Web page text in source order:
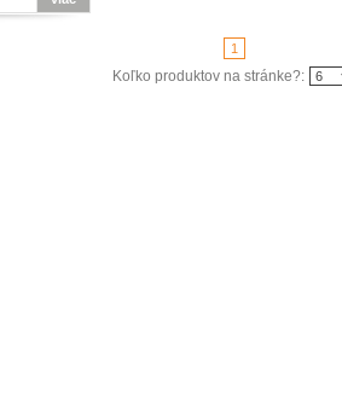
1
Koľko produktov na stránke?: